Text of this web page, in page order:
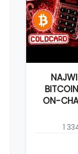
ON-
1